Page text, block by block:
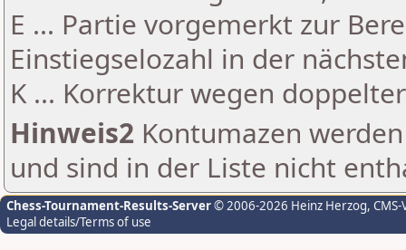
E ... Partie vorgemerkt zur
Einstiegselozahl in der
K ... Korrektur wegen
Hinweis2 Kontumazen
und sind in der Liste nicht
Chess-Tournament-Results-Server© 2006-2026 Heinz Herzog,
Legal details/Terms of use